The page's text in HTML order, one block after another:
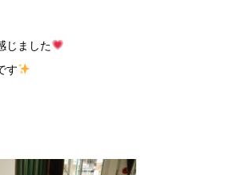
じました
す